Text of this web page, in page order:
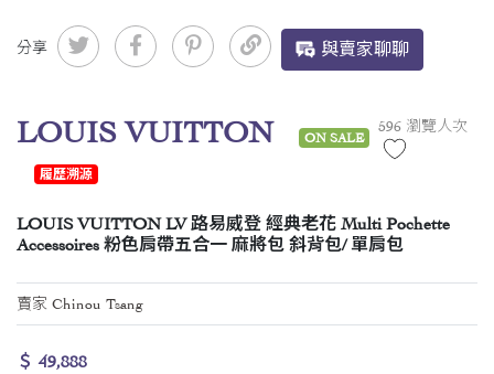
分享 與賣家聊聊
LOUIS VUITTON ON SALE
履歷溯源
596 瀏覽人次
LOUIS VUITTON LV 路易威登 經典老花 Multi Pochette
Accessoires 粉色肩帶五合一 麻將包 斜背包/ 單肩包
賣家 Chinou Tsang
＄ 49,888